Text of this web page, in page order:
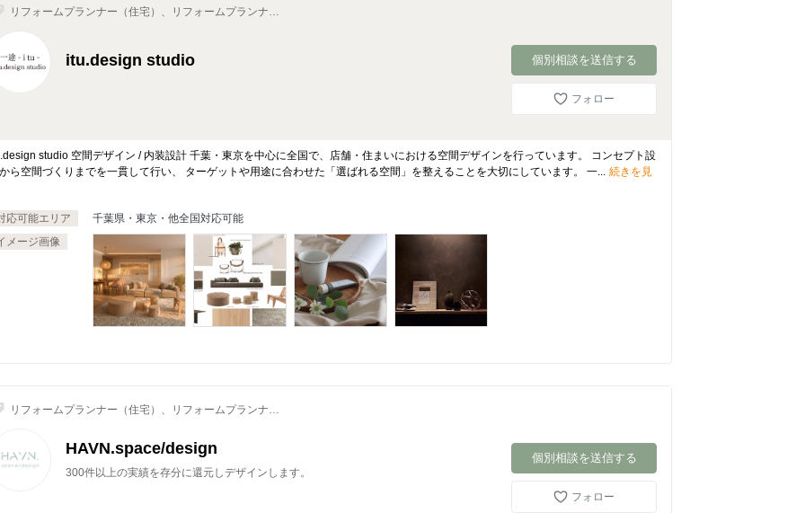
リフォームプランナー（住宅）、リフォームプランナー
itu.design studio 個別相談を送信する
フォロー
studio 空間デザイン / 内装設計 千葉・東京を中心に全国で、店舗・住まいにおける空間デザインを行っています。 コンセプト設
ら空間づくりまでを一貫して行い、 ターゲットや用途に合わせた「選ばれる空間」を整えることを大切にしています。 一... 続きを見
応可能エリア
千葉県・東京・他全国対応可能
メージ画像
リフォームプランナー（住宅）、リフォームプランナー
テリアコーディネーター、空間デザイナー
HAVN.space/design
300件以上の実績を存分に還元しデザインします。
個別相談を送信する
フォロー